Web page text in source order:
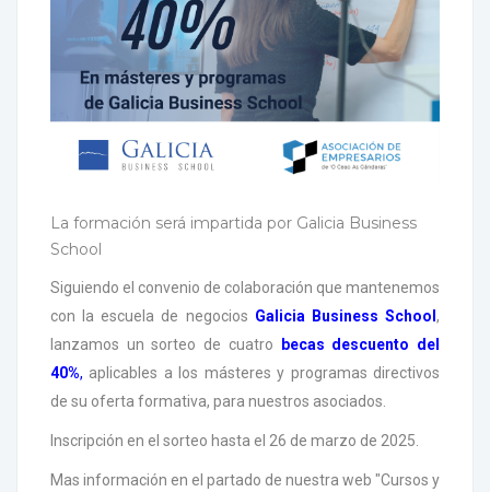
La formación será impartida por Galicia Business
School
Siguiendo el convenio de colaboración que mantenemos
con la escuela de negocios Galicia Business School,
lanzamos un sorteo de cuatro
becas descuento del
40%, aplicables a los másteres y programas directivos
de su oferta formativa, para nuestros asociados.
Inscripción en el sorteo hasta el 26 de marzo de 2025.
Mas información en el partado de nuestra web "Cursos y